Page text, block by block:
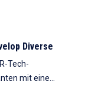
Diverse
Tech-
mit einer